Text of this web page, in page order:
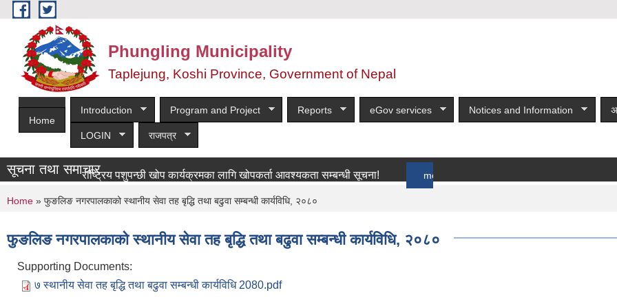
Skip to main content
Phungling Municipality
Taplejung, Koshi Province, Government of Nepal
Home
Introduction Program and Project Reports eGov services Notices and Information
LOGIN राजपत्र
सूचना तथा समाचारराष्ट्रिय पशुपन्छी खोप कार्यक्रमका लागि खोपकर्ता आवश्यकता सम्बन्धी सूचना!
You are here
Home » फुङलिङ नगरपालकाको स्थानीय सेवा तह बृद्धि तथा बढुवा सम्बन्धी कार्यविधि, २०८०
फुङलिङ नगरपालकाको स्थानीय सेवा तह बृद्धि तथा बढुवा सम्बन्धी कार्यविधि, २०८०
Supporting Documents:
७ स्थानीय सेवा तह बृद्धि तथा बढुवा सम्बन्धी कार्यविधि 2080.pdf